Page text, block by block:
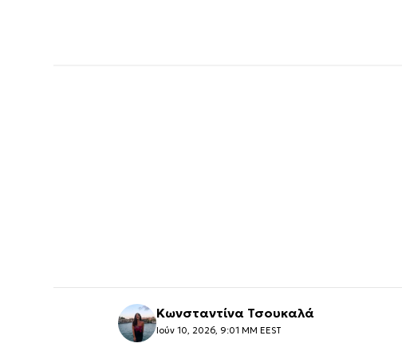
Κωνσταντίνα Τσουκαλά
Ιούν 10, 2026, 9:01 ΜΜ EEST